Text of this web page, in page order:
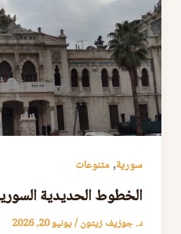
سورية,متنوعات
الخطوط الحديدية
د. جوزيف زيتون/يونيو 20, 2026